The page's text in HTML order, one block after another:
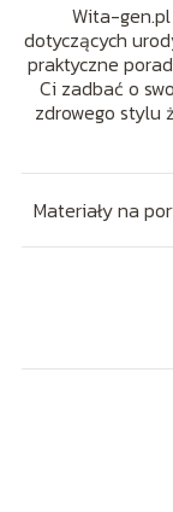
Wita-
dotyczących
praktyczne
Ci zadbać o
zdrowego stylu
Materiały na